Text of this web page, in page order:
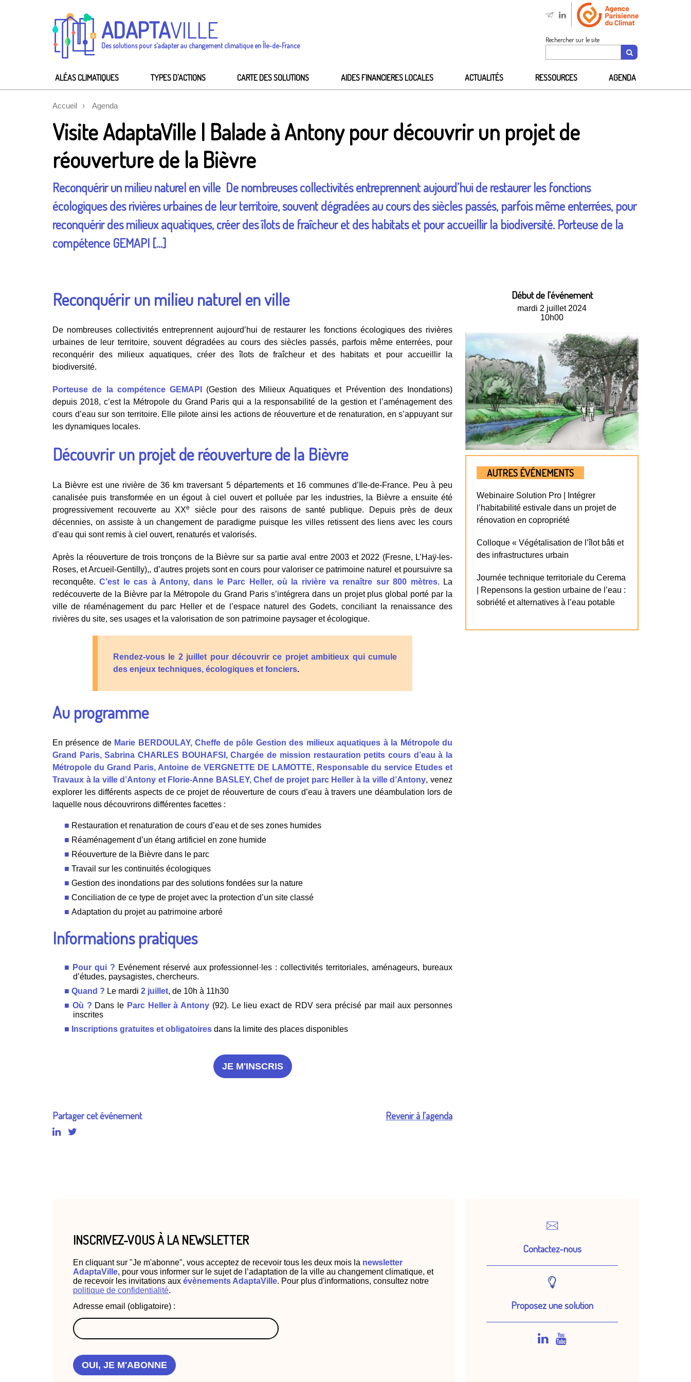
ADAPTAVILLE
Des solutions pour s'adapter au changement climatique en Île-de-France
Rechercher sur le site
ALÉAS CLIMATIQUES TYPES D'ACTIONS CARTE DES SOLUTIONS AIDES FINANCIERES LOCALES ACTUALITÉS RESSOURCES AGENDA
Accueil Agenda
Visite AdaptaVille | Balade à Antony pour découvrir un projet de
réouverture de la Bièvre
Reconquérir un milieu naturel en ville De nombreuses collectivités entreprennent aujourd’hui de restaurer les fonctions
écologiques des rivières urbaines de leur territoire, souvent dégradées au cours des siècles passés, parfois même enterrées, pour
reconquérir des milieux aquatiques, créer des îlots de fraîcheur et des habitats et pour accueillir la biodiversité. Porteuse de la
compétence GEMAPI […]
Reconquérir un milieu naturel en ville
De nombreuses collectivités entreprennent aujourd’hui de restaurer les fonctions écologiques des rivières
urbaines de leur territoire, souvent dégradées au cours des siècles passés, parfois même enterrées, pour
reconquérir des milieux aquatiques, créer des îlots de fraîcheur et des habitats et pour accueillir la
biodiversité.
Porteuse de la compétence GEMAPI
(Gestion des Milieux Aquatiques et Prévention des Inondations)
depuis 2018, c’est la Métropole du Grand Paris qui a la responsabilité de la gestion et l’aménagement des
cours d’eau sur son territoire. Elle pilote ainsi les actions de réouverture et de renaturation, en s’appuyant sur
les dynamiques locales.
Découvrir un projet de réouverture de la Bièvre
La Bièvre est une rivière de 36 km traversant 5 départements et 16 communes d’Ile-de-France. Peu à peu
canalisée puis transformée en un égout à ciel ouvert et polluée par les industries, la Bièvre a ensuite été
progressivement recouverte au XXe
siècle pour des raisons de santé publique. Depuis près de deux
décennies, on assiste à un changement de paradigme puisque les villes retissent des liens avec les cours
d’eau qui sont remis à ciel ouvert, renaturés et valorisés.
Après la réouverture de trois tronçons de la Bièvre sur sa partie aval entre 2003 et 2022 (Fresne, L’Haÿ-les-
Roses, et Arcueil-Gentilly),, d’autres projets sont en cours pour valoriser ce patrimoine naturel et poursuivre sa
reconquête.C’est le cas à Antony, dans le Parc Heller, où la rivière va renaître sur 800 mètres. La
redécouverte de la Bièvre par la Métropole du Grand Paris s’intégrera dans un projet plus global porté par la
ville de réaménagement du parc Heller et de l’espace naturel des Godets, conciliant la renaissance des
rivières du site, ses usages et la valorisation de son patrimoine paysager et écologique.
Rendez-vous le 2 juillet pour découvrir ce projet ambitieux qui cumule
des enjeux techniques, écologiques et fonciers.
Au programme
En présence de Marie BERDOULAY, Cheffe de pôle Gestion des milieux aquatiques à la Métropole du
Grand Paris, Sabrina CHARLES BOUHAFSI, Chargée de mission restauration petits cours d’eau à la
Métropole du Grand Paris, Antoine de VERGNETTE DE LAMOTTE, Responsable du service Etudes et
Travaux à la ville d’Antony et Florie-Anne BASLEY, Chef de projet parc Heller à la ville d’Antony, venez
explorer les différents aspects de ce projet de réouverture de cours d’eau à travers une déambulation lors de
laquelle nous découvrirons différentes facettes :
Restauration et renaturation de cours d’eau et de ses zones humides
Réaménagement d’un étang artificiel en zone humide
Réouverture de la Bièvre dans le parc
Travail sur les continuités écologiques
Gestion des inondations par des solutions fondées sur la nature
Conciliation de ce type de projet avec la protection d’un site classé
Adaptation du projet au patrimoine arboré
Informations pratiques
Pour qui ? Evénement réservé aux professionnel·les : collectivités territoriales, aménageurs, bureaux
d’études, paysagistes, chercheurs.
Quand ? Le mardi 2 juillet, de 10h à 11h30
Où ? Dans le Parc Heller à Antony (92). Le lieu exact de RDV sera précisé par mail aux personnes
inscrites
Inscriptions gratuites et obligatoires dans la limite des places disponibles
JE M'INSCRIS
Partager cet événement Revenir à l'agenda
Début de l'événement
mardi 2 juillet 2024
10h00
AUTRES ÉVÉNEMENTS
Webinaire Solution Pro | Intégrer
l’habitabilité estivale dans un projet de
rénovation en copropriété
Colloque « Végétalisation de l’îlot bâti et
des infrastructures urbain
Journée technique territoriale du Cerema
| Repensons la gestion urbaine de l’eau :
sobriété et alternatives à l’eau potable
INSCRIVEZ-VOUS À LA NEWSLETTER
En cliquant sur "Je m'abonne", vous acceptez de recevoir tous les deux mois la newsletter
AdaptaVille, pour vous informer sur le sujet de l’adaptation de la ville au changement climatique, et
de recevoir les invitations aux évènements AdaptaVille. Pour plus d'informations, consultez notre
politique de confidentialité.
Adresse email (obligatoire) :
OUI, JE M'ABONNE
Contactez-nous
Proposez une solution